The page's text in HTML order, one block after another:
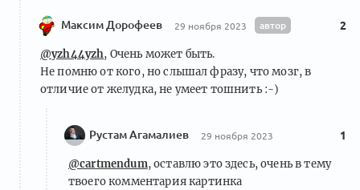
Максим Дорофеев 29 ноября 2023 автор 2
@yzh44yzh, Очень может быть.
Не помню от кого, но слышал фразу, что мозг, в
отличие от желудка, не умеет тошнить :-)
Рустам Агамалиев 29 ноября 2023 1
@cartmendum, оставлю это здесь, очень в тему
твоего комментария картинка